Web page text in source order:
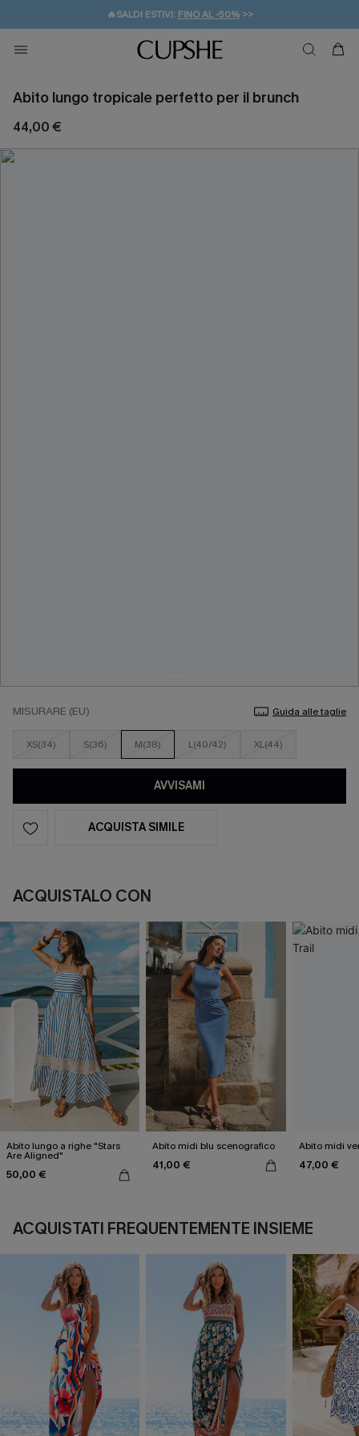
🔥SALDI ESTIVI: FINO AL -50%>>
🚚SPEDIZIONE GRATUITA DA 49€
💌REGALO PER I NUOVI: 20% DI SCONTO*
Abito lungo tropicale perfetto per il brunch
44,00 €
MISURARE (EU) Guida alle taglie
XS(34) S(36) M(38) L(40/42) XL(44)
AVVISAMI
ACQUISTA SIMILE
ACQUISTALO CON
Abito lungo a righe "Stars
Are Aligned"
50,00 €
Abito midi blu scenografico
41,00 €
Abito midi
47,00 €
ACQUISTATI FREQUENTEMENTE INSIEME